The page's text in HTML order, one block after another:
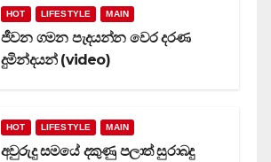
HOT LIFESTYLE MAIN
ජීවන ගමන පැදයන්න වෙර දරණ
දුමින්දයන් (video)
HOT LIFESTYLE MAIN
අවුරුදු සමයේ දකුණු පලාත් සුරාබදු